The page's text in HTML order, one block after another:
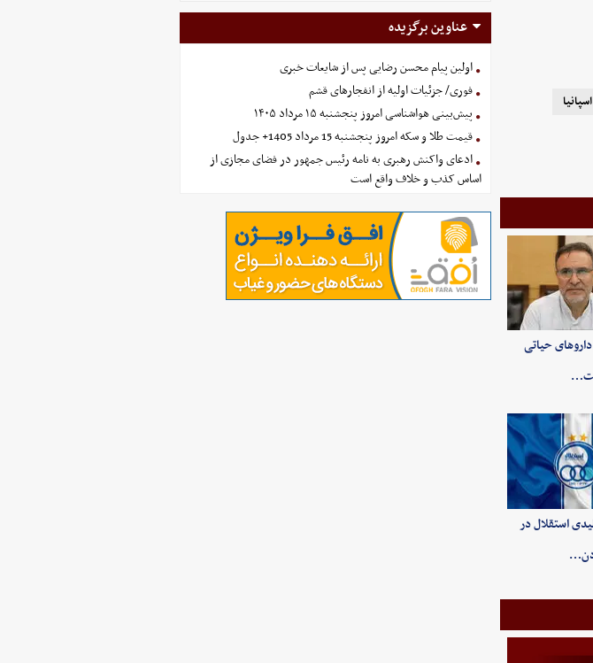
داروهای حیاتی
استقلال در
عناوین برگزیده
اولین پیام محسن رضایی پس از شایعات خبری
فوری/ جزئیات اولیه از انفجارهای قشم
پیش‌بینی هواشناسی امروز پنجشنبه ۱۵ مرداد ۱۴۰۵
قیمت طلا و سکه امروز پنجشنبه 15 مرداد 1405+ جدول
ادعای واکنش رهبری به نامه رئیس جمهور در فضای مجازی از
اساس کذب و خلاف واقع است